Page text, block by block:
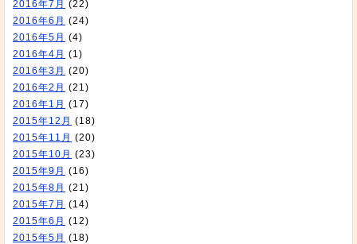
2016年7月 (22)
2016年6月 (24)
2016年5月 (4)
2016年4月 (1)
2016年3月 (20)
2016年2月 (21)
2016年1月 (17)
2015年12月 (18)
2015年11月 (20)
2015年10月 (23)
2015年9月 (16)
2015年8月 (21)
2015年7月 (14)
2015年6月 (12)
2015年5月 (18)